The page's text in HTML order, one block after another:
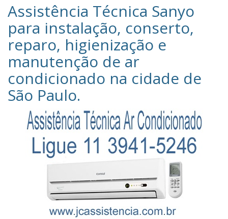
Assistência Técnica Sanyo‎
para instalação, conserto,
reparo, higienização e
manutenção de ar
condicionado na cidade de
São Paulo.